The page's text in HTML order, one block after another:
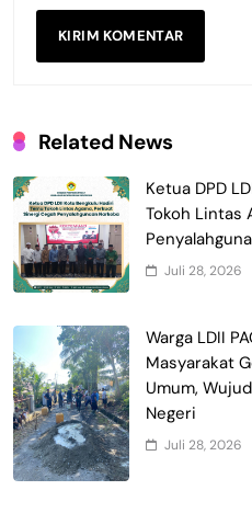
Related News
Ketua DPD
Tokoh Lintas
Juli 28, 2026
Warga LDII
Masyarakat
Umum,
Negeri
Juli 28, 2026